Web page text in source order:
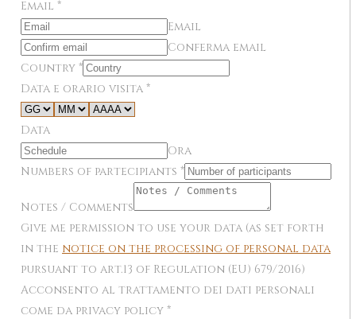
Email *
Email
Conferma email
Country *
Data e orario visita *
Data
Ora
Numbers of partecipiants *
Notes / Comments
Give me permission to use your data (as set forth
in the notice on the processing of personal data
pursuant to art.13 of Regulation (EU) 679/2016)
Acconsento al trattamento dei dati personali
come da privacy policy *